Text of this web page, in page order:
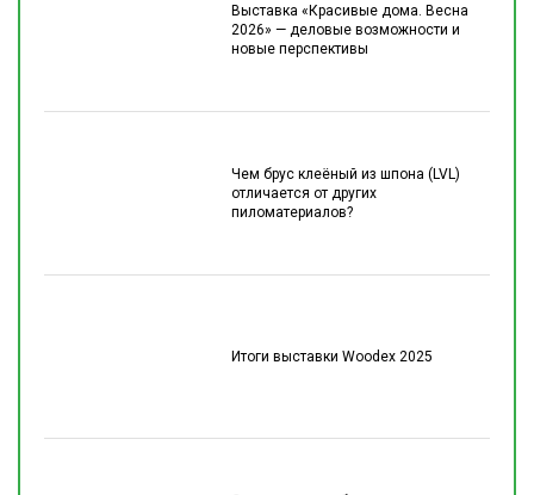
Выставка «Красивые дома. Весна
2026» — деловые возможности и
новые перспективы
Чем брус клеёный из шпона (LVL)
отличается от других
пиломатериалов?
Итоги выставки Woodex 2025